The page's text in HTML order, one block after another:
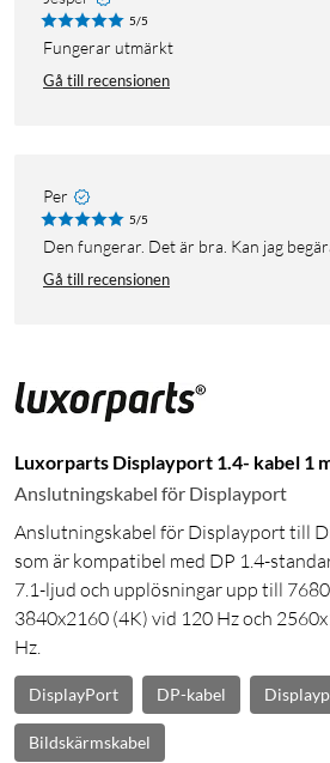
5/5
Fungerar utmärkt
Gå till recensionen
Per
5/5
Den fungerar. Det är bra. Kan jag
Gå till recensionen
Luxorparts Displayport 1.4- kabel 1
Anslutningskabel för Displayport
Anslutningskabel för Displayport till
som är kompatibel med DP 1.4-
7.1-ljud och upplösningar upp till
3840x2160 (4K) vid 120 Hz och
Hz.
DisplayPort DP-kabel
Bildskärmskabel